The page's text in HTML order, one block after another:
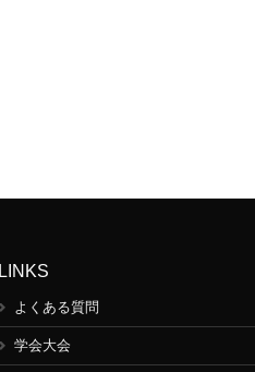
LINKS
よくある質問
学会大会